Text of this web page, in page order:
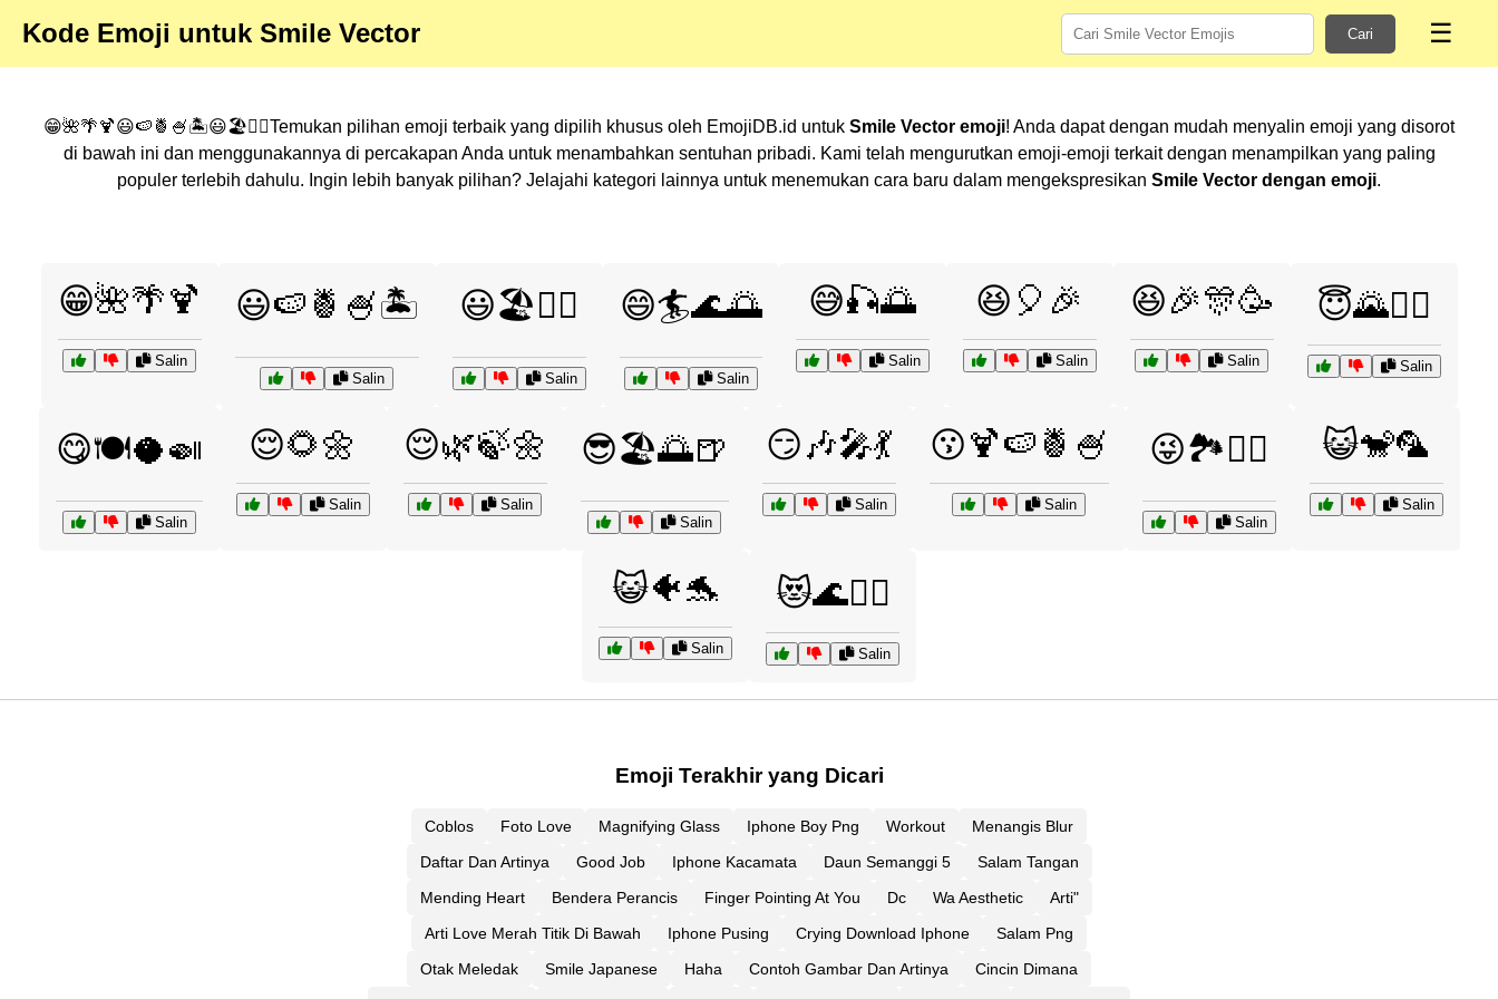
Kode Emoji untuk Smile Vector Cari ☰
😁🌺🌴🍹😃🍉🍍🍧🏝️😃🏖️🏊‍♂️Temukan pilihan emoji terbaik yang dipilih khusus oleh EmojiDB.id untuk Smile Vector emoji! Anda dapat dengan mudah menyalin emoji yang disorot
di bawah ini dan menggunakannya di percakapan Anda untuk menambahkan sentuhan pribadi. Kami telah mengurutkan emoji-emoji terkait dengan menampilkan yang paling
populer terlebih dahulu. Ingin lebih banyak pilihan? Jelajahi kategori lainnya untuk menemukan cara baru dalam mengekspresikan Smile Vector dengan emoji.
😁🌺🌴🍹
Salin
😃🍉🍍🍧🏝️
Salin
😃🏖️🏊‍♂️
Salin
😄🏄🌊🌅
Salin
😅🎣🌅
Salin
😆🎈🎉
Salin
😆🎉🎊🥳
Salin
😇🌄🚶‍♂️
Salin
😋🍽️🥥🍛
Salin
😌🌻🌼
Salin
😌🌿🍃🌼
Salin
😎🏖️🌅🍺
Salin
😏🎶🎤💃
Salin
😗🍹🍉🍍🍧
Salin
😜🏞️🚵‍♀️
Salin
😺🐒🦜
Salin
😺🐠🐬
Salin
😻🌊🏄‍♀️
Salin
Emoji Terakhir yang Dicari
Coblos Foto Love Magnifying Glass Iphone Boy Png Workout
Menangis Blur
Daftar Dan Artinya
Good Job Iphone Kacamata Daun Semanggi 5
Salam Tangan
Mending Heart
Bendera Perancis Finger Pointing At You Dc Wa Aesthetic
Arti"
Arti Love Merah Titik Di Bawah
Iphone Pusing Crying Download Iphone
Salam Png
Otak Meledak
Smile Japanese Haha Contoh Gambar Dan Artinya
Cincin Dimana